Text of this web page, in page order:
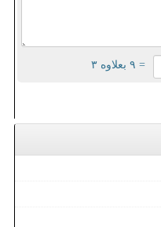
= ۹ بعلاوه ۳